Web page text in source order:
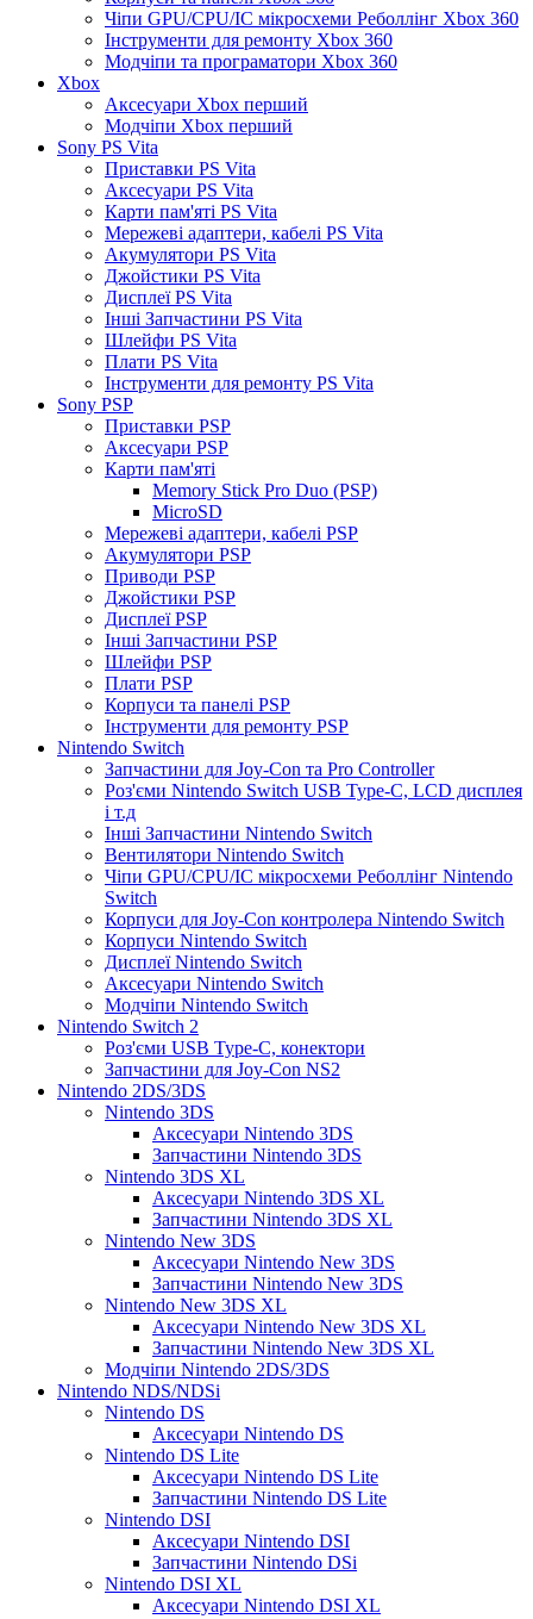
Чіпи GPU/CPU/IC мікросхеми Реболлінг Xbox 360
Інструменти для ремонту Xbox 360
Модчіпи та програматори Xbox 360
Xbox
Аксесуари Xbox перший
Модчіпи Xbox перший
Sony PS Vita
Приставки PS Vita
Аксесуари PS Vita
Карти пам'яті PS Vita
Мережеві адаптери, кабелі PS Vita
Акумулятори PS Vita
Джойстики PS Vita
Дисплеї PS Vita
Інші Запчастини PS Vita
Шлейфи PS Vita
Плати PS Vita
Інструменти для ремонту PS Vita
Sony PSP
Приставки PSP
Аксесуари PSP
Карти пам'яті
Memory Stick Pro Duo (PSP)
MicroSD
Мережеві адаптери, кабелі PSP
Акумулятори PSP
Приводи PSP
Джойстики PSP
Дисплеї PSP
Інші Запчастини PSP
Шлейфи PSP
Плати PSP
Корпуси та панелі PSP
Інструменти для ремонту PSP
Nintendo Switch
Запчастини для Joy-Con та Pro Controller
Роз'єми Nintendo Switch USB Type-C, LCD дисплея
і т.д
Інші Запчастини Nintendo Switch
Вентилятори Nintendo Switch
Чіпи GPU/CPU/IC мікросхеми Реболлінг Nintendo
Switch
Корпуси для Joy-Con контролера Nintendo Switch
Корпуси Nintendo Switch
Дисплеї Nintendo Switch
Аксесуари Nintendo Switch
Модчіпи Nintendo Switch
Nintendo Switch 2
Роз'єми USB Type-C, конектори
Запчастини для Joy-Con NS2
Nintendo 2DS/3DS
Nintendo 3DS
Аксесуари Nintendo 3DS
Запчастини Nintendo 3DS
Nintendo 3DS XL
Аксесуари Nintendo 3DS XL
Запчастини Nintendo 3DS XL
Nintendo New 3DS
Аксесуари Nintendo New 3DS
Запчастини Nintendo New 3DS
Nintendo New 3DS XL
Аксесуари Nintendo New 3DS XL
Запчастини Nintendo New 3DS XL
Модчіпи Nintendo 2DS/3DS
Nintendo NDS/NDSi
Nintendo DS
Аксесуари Nintendo DS
Nintendo DS Lite
Аксесуари Nintendo DS Lite
Запчастини Nintendo DS Lite
Nintendo DSI
Аксесуари Nintendo DSI
Запчастини Nintendo DSi
Nintendo DSI XL
Аксесуари Nintendo DSI XL